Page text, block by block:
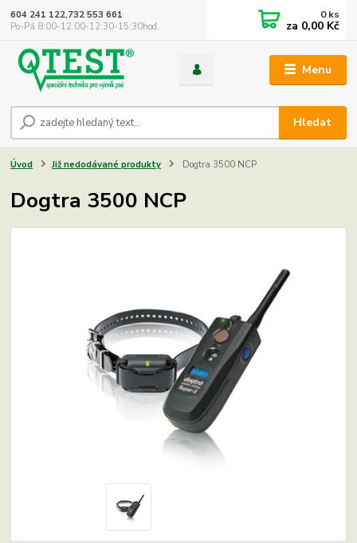
Menu
Hledat
604 241 122,732 553 661
Po-Pá 8:00-12:00-12:30-15:30hod.
0ks
za 0,00 Kč
Úvod Již nedodávané produkty Dogtra 3500 NCP
Dogtra 3500 NCP